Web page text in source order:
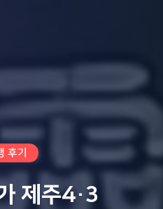
후기
제주4·3